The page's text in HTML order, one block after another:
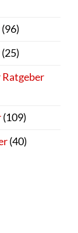
(96)
(25)
(109)
(40)